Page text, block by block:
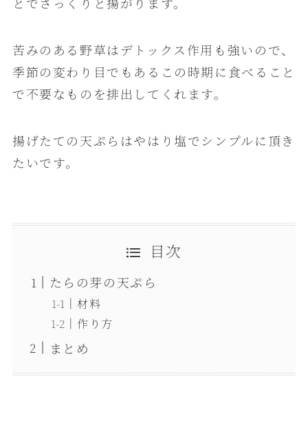
苦みのある野草はデトックス作用も強いので、
季節の変わり目でもあるこの時期に食べること
で不要なものを排出してくれます。
揚げたての天ぷらはやはり塩でシンプルに頂き
たいです。
目次
たらの芽の天ぷら
材料
作り方
まとめ